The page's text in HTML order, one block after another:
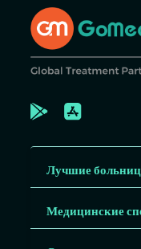
Лучшие
Медицинские